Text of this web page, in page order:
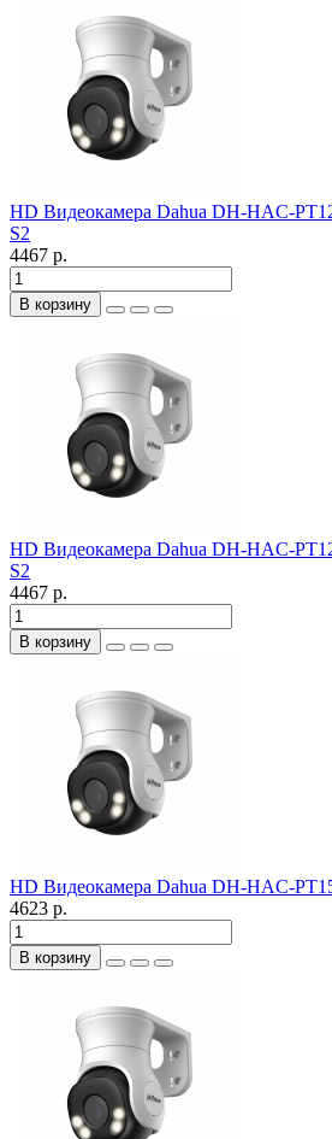
HD Видеокамера Dahua DH-HAC-
S2
4467 р.
В корзину
HD Видеокамера Dahua DH-HAC-
S2
4467 р.
В корзину
HD Видеокамера Dahua DH-HAC-
4623 р.
В корзину